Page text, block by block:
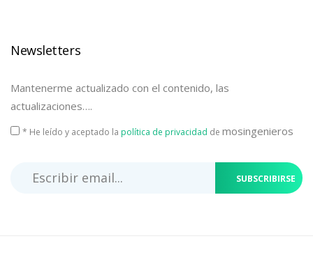
Newsletters
Mantenerme actualizado con el contenido, las
actualizaciones….
* He leído y aceptado la política de privacidad de mosingenieros
SUBSCRIBIRSE